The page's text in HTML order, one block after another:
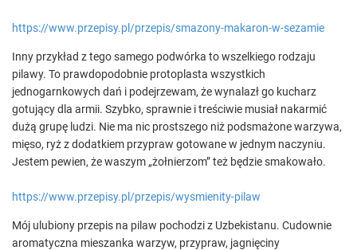
https://www.przepisy.pl/przepis/smazony-makaron-w-sezamie
Inny przykład z tego samego podwórka to wszelkiego rodzaju
pilawy. To prawdopodobnie protoplasta wszystkich
jednogarnkowych dań i podejrzewam, że wynalazł go kucharz
gotujący dla armii. Szybko, sprawnie i treściwie musiał nakarmić
dużą grupę ludzi. Nie ma nic prostszego niż podsmażone warzywa,
mięso, ryż z dodatkiem przypraw gotowane w jednym naczyniu.
Jestem pewien, że waszym „żołnierzom” też będzie smakowało.
https://www.przepisy.pl/przepis/wysmienity-pilaw
Mój ulubiony przepis na pilaw pochodzi z Uzbekistanu. Cudownie
aromatyczna mieszanka warzyw, przypraw, jagnięciny